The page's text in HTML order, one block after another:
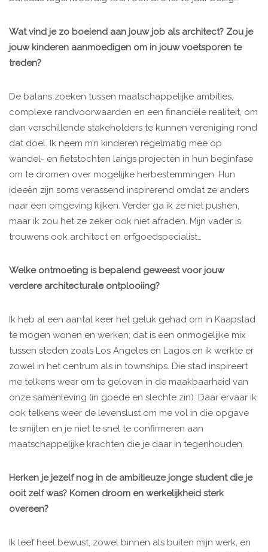
Wat vind je zo boeiend aan jouw job als architect? Zou je
jouw kinderen aanmoedigen om in jouw voetsporen te
treden?
De balans zoeken tussen maatschappelijke ambities,
complexe randvoorwaarden en een financiële realiteit, om
dan verschillende stakeholders te kunnen vereniging rond
dat doel. Ik neem m’n kinderen regelmatig mee op
wandel- en fietstochten langs projecten in hun beginfase
om te dromen over mogelijke herbestemmingen. Hun
ideeën zijn soms verassend inspirerend omdat ze anders
naar een omgeving kijken. Verder ga ik ze niet pushen,
maar ik zou het ze zeker ook niet afraden. Mijn vader is
trouwens ook architect en erfgoedspecialist…
Welke ontmoeting is bepalend geweest voor jouw
verdere architecturale ontplooiing?
Ik heb al een aantal keer het geluk gehad om in Kaapstad
te mogen wonen en werken; dat is een onmogelijke mix
tussen steden zoals Los Angeles en Lagos en ik werkte er
zowel in het centrum als in townships. Die stad inspireert
me telkens weer om te geloven in de maakbaarheid van
onze samenleving (in goede en slechte zin). Daar ervaar ik
ook telkens weer de levenslust om me vol in die opgave
te smijten en je niet te snel te confirmeren aan
maatschappelijke krachten die je daar in tegenhouden.
Herken je jezelf nog in de ambitieuze jonge student die je
ooit zelf was? Komen droom en werkelijkheid sterk
overeen?
Ik leef heel bewust, zowel binnen als buiten mijn werk, en